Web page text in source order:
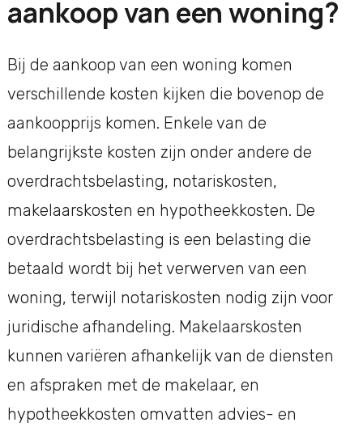
aankoop van een woning?
Bij de aankoop van een woning komen
verschillende kosten kijken die bovenop de
aankoopprijs komen. Enkele van de
belangrijkste kosten zijn onder andere de
overdrachtsbelasting, notariskosten,
makelaarskosten en hypotheekkosten. De
overdrachtsbelasting is een belasting die
betaald wordt bij het verwerven van een
woning, terwijl notariskosten nodig zijn voor
juridische afhandeling. Makelaarskosten
kunnen variëren afhankelijk van de diensten
en afspraken met de makelaar, en
hypotheekkosten omvatten advies- en